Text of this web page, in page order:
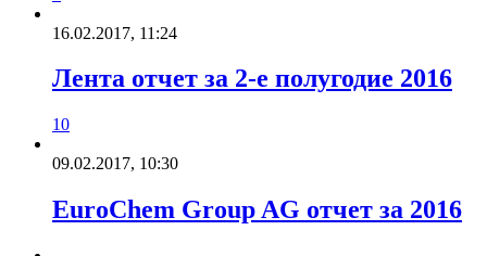
16.02.2017, 11:24
Лента отчет за 2-е полугодие 2016
10
09.02.2017, 10:30
EuroСhem Group AG отчет за 2016